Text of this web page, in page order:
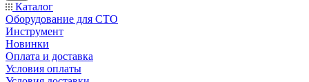
Каталог
Оборудование для СТО
Инструмент
Новинки
Оплата и доставка
Условия оплаты